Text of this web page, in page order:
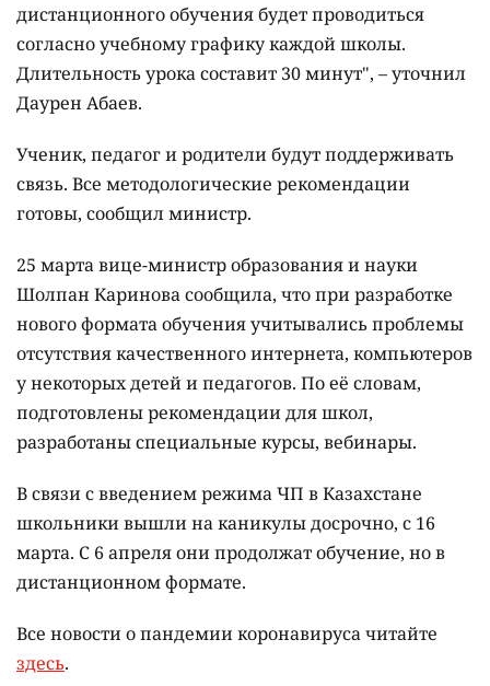
дистанционного обучения будет проводиться
согласно учебному графику каждой школы.
Длительность урока составит 30 минут", – уточнил
Даурен Абаев.
Ученик, педагог и родители будут поддерживать
связь. Все методологические рекомендации
готовы, сообщил министр.
25 марта вице-министр образования и науки
Шолпан Каринова сообщила, что при разработке
нового формата обучения учитывались проблемы
отсутствия качественного интернета, компьютеров
у некоторых детей и педагогов. По её словам,
подготовлены рекомендации для школ,
разработаны специальные курсы, вебинары.
В связи с введением режима ЧП в Казахстане
школьники вышли на каникулы досрочно, с 16
марта. С 6 апреля они продолжат обучение, но в
дистанционном формате.
Все новости о пандемии коронавируса читайте
здесь.